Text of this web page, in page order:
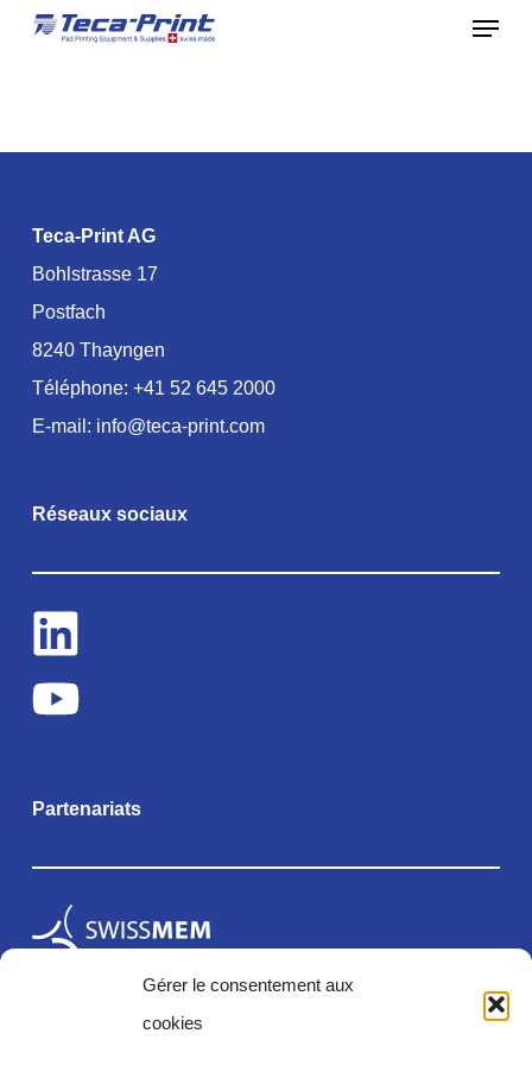
Gérer le consentement aux
cookies
Skip
Menu
Teca-Print AG
Bohlstrasse 17
Postfach
8240 Thayngen
Téléphone: +41 52 645 2000
E-mail: info@teca-print.com
Réseaux sociaux
Partenariats